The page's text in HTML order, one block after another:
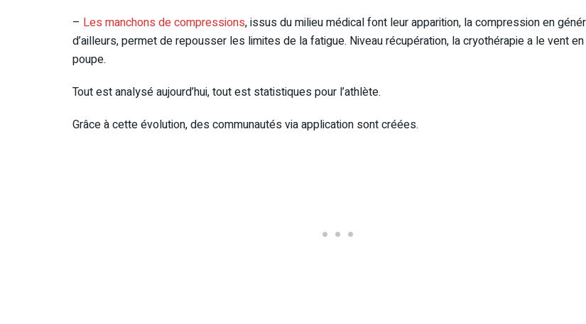
– Les manchons de compressions, issus du milieu médical font leur apparition, la compression en
d’ailleurs, permet de repousser les limites de la fatigue. Niveau récupération, la cryothérapie a le vent en
poupe.
Tout est analysé aujourd’hui, tout est statistiques pour l’athlète.
Grâce à cette évolution, des communautés via application sont créées.